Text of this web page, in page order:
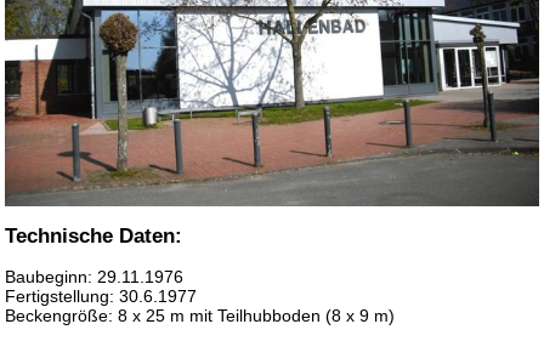
Technische Daten:
Baubeginn: 29.11.1976
Fertigstellung: 30.6.1977
Beckengröße: 8 x 25 m mit Teilhubboden (8 x 9 m)